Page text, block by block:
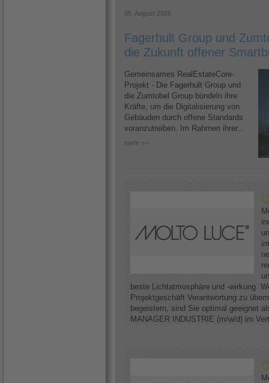
05. August 2026
Fagerhult Group und
die Zukunft offener
Gemeinsames RealEstateCore-
Projekt - Die Fagerhult Group und
die Zumtobel Group bündeln ihre
Kräfte, um die Digitalisierung von
Gebäuden durch offene Standards
voranzutreiben. Im Rahmen ihrer...
mehr >>
beste Lichtatmosphäre und -wirkung.
Projektgeschäft Verantwortung zu
begeistern, sind Sie optimal geeignet
MANAGER INDUSTRIE (m/w/d) im